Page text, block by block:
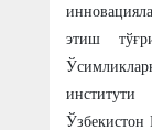
этиш
Ўзбекистон